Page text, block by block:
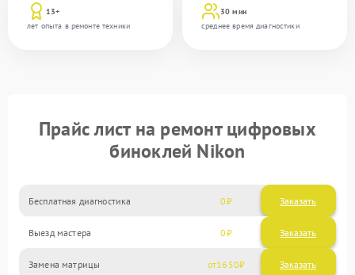
13+
лет опыта в ремонте техники
30 мин
среднее время диагностики
Прайс лист на ремонт цифровых
биноклей Nikon
Бесплатная диагностика 0 Заказать
Выезд мастера 0 Заказать
Замена матрицы 1650